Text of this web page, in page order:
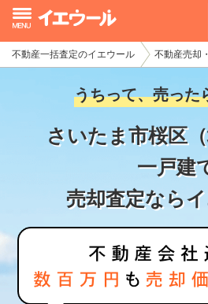
不動産一括査定のイエウール 不動産売却
うちって、売った
さいたま市桜区
一戸建
売却査定なら
イエウール加盟希望の不動産会社様
初めての方へ
不動産売却の流れ